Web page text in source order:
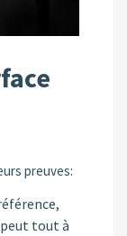
preuves:
tout à